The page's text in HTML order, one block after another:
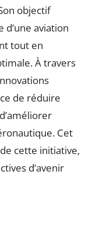
objectif
d’une aviation
tout en
À travers
de réduire
Cet
cette initiative,
d’avenir